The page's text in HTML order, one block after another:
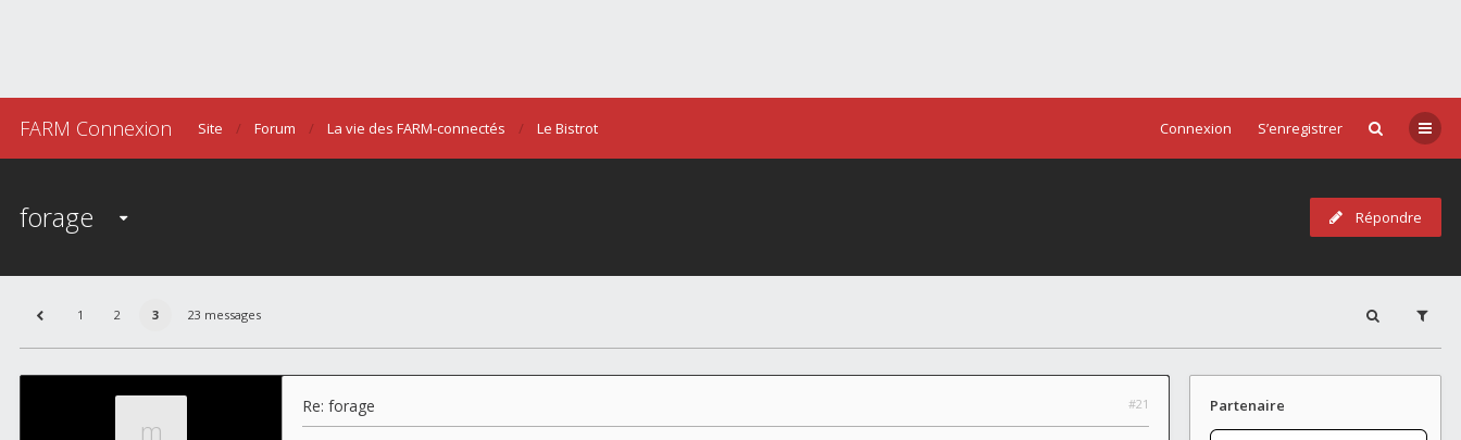
FARM Connexion Connexion S’enregistrer
Site Forum La vie des FARM-connectés Le Bistrot
forage Répondre
1 2 3 23 messages
Re: forage #21 Partenaire